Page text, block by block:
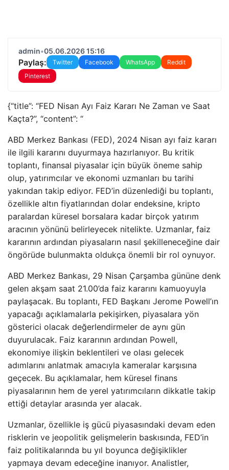
admin•05.06.2026 15:16
Paylaş: Twitter Facebook WhatsApp
Reddit
Pinterest
{“title”: “FED Nisan Ayı Faiz Kararı Ne Zaman ve Saat
Kaçta?”, “content”: “
ABD Merkez Bankası (FED), 2024 Nisan ayı faiz kararı
ile ilgili kararını duyurmaya hazırlanıyor. Bu kritik
toplantı, finansal piyasalar için büyük öneme sahip
olup, yatırımcılar ve ekonomi uzmanları bu tarihi
yakından takip ediyor. FED’in düzenlediği bu toplantı,
özellikle altın fiyatlarından dolar endeksine, kripto
paralardan küresel borsalara kadar birçok yatırım
aracının yönünü belirleyecek nitelikte. Uzmanlar, faiz
kararının ardından piyasaların nasıl şekilleneceğine dair
öngörüde bulunmakta oldukça önemli bir rol oynuyor.
ABD Merkez Bankası, 29 Nisan Çarşamba gününe denk
gelen akşam saat 21.00’da faiz kararını kamuoyuyla
paylaşacak. Bu toplantı, FED Başkanı Jerome Powell’ın
yapacağı açıklamalarla pekişirken, piyasalara yön
gösterici olacak değerlendirmeler de aynı gün
duyurulacak. Faiz kararının ardından Powell,
ekonomiye ilişkin beklentileri ve olası gelecek
adımlarını anlatmak amacıyla kameralar karşısına
geçecek. Bu açıklamalar, hem küresel finans
piyasalarının hem de yerel yatırımcıların dikkatle takip
ettiği detaylar arasında yer alacak.
Uzmanlar, özellikle iş gücü piyasasındaki devam eden
risklerin ve jeopolitik gelişmelerin baskısında, FED’in
faiz politikalarında bu yıl boyunca değişiklikler
yapmaya devam edeceğine inanıyor. Analistler,